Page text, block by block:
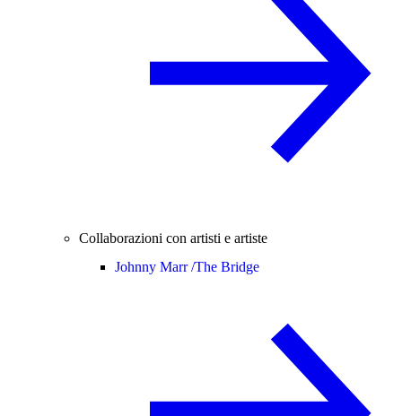
Collaborazioni con artisti e artiste
Johnny Marr /The Bridge